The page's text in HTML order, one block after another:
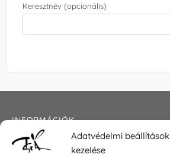
Adatvédelmi beállítások
kezelése
Keresztnév (opcionális)
INFORMÁCIÓK
Általános szerződési feltételek